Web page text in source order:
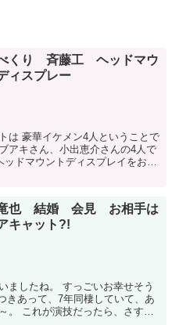
くり 斉藤工 ヘッドマウ
ィスプレー
は 豪華イケメン4人ということで
アキさん、小出恵介さんの4人で
ドマウントディスプレイをおす
也 結婚 会見 お相手は
キャット?!
ましたね。 すっごいお幸せそう
きあって、7年同棲していて、あ
。 これが演技だったら、さす